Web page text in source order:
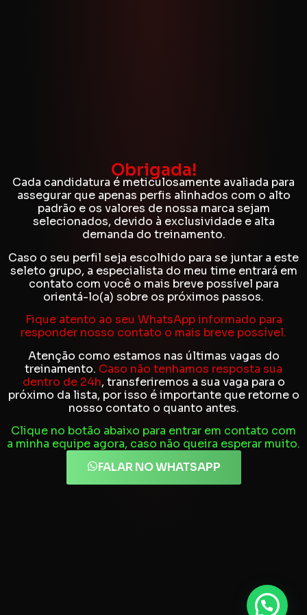
Obrigada!
Cada candidatura é meticulosamente avaliada para
assegurar que apenas perfis alinhados com o alto
padrão e os valores de nossa marca sejam
selecionados, devido à exclusividade e alta
demanda do treinamento.
Caso o seu perfil seja escolhido para se juntar a este
seleto grupo, a especialista do meu time entrará em
contato com você o mais breve possível para
orientá-lo(a) sobre os próximos passos.
Fique atento ao seu WhatsApp informado para
responder nosso contato o mais breve possível.
Atenção como estamos nas últimas vagas do
treinamento. Caso não tenhamos resposta sua
dentro de 24h, transferiremos a sua vaga para o
próximo da lista, por isso é importante que retorne o
nosso contato o quanto antes.
Clique no botão abaixo para entrar em contato com
a minha equipe agora, caso não queira esperar muito.
FALAR NO WHATSAPP